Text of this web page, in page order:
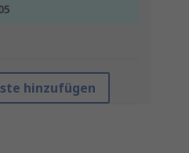
hinzufügen